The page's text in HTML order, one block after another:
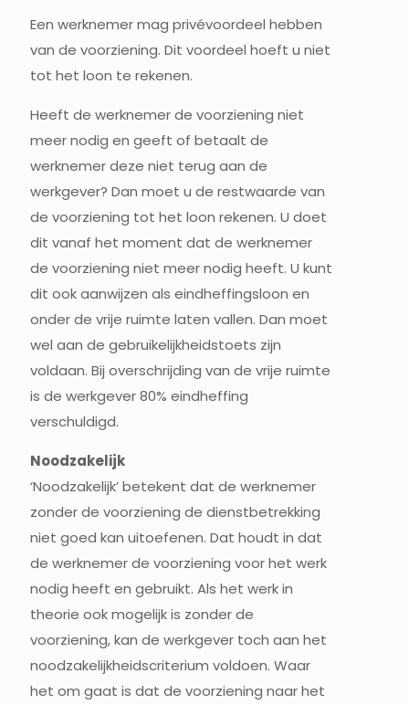
Een werknemer mag privévoordeel hebben
van de voorziening. Dit voordeel hoeft u niet
tot het loon te rekenen.
Heeft de werknemer de voorziening niet
meer nodig en geeft of betaalt de
werknemer deze niet terug aan de
werkgever? Dan moet u de restwaarde van
de voorziening tot het loon rekenen. U doet
dit vanaf het moment dat de werknemer
de voorziening niet meer nodig heeft. U kunt
dit ook aanwijzen als eindheffingsloon en
onder de vrije ruimte laten vallen. Dan moet
wel aan de gebruikelijkheidstoets zijn
voldaan. Bij overschrijding van de vrije ruimte
is de werkgever 80% eindheffing
verschuldigd.
Noodzakelijk
‘Noodzakelijk’ betekent dat de werknemer
zonder de voorziening de dienstbetrekking
niet goed kan uitoefenen. Dat houdt in dat
de werknemer de voorziening voor het werk
nodig heeft en gebruikt. Als het werk in
theorie ook mogelijk is zonder de
voorziening, kan de werkgever toch aan het
noodzakelijkheidscriterium voldoen. Waar
het om gaat is dat de voorziening naar het